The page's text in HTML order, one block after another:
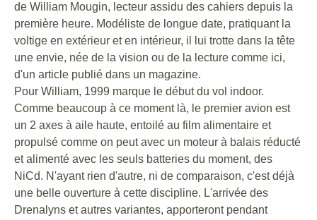
de William Mougin, lecteur assidu des cahiers depuis la
première heure. Modéliste de longue date, pratiquant la
voltige en extérieur et en intérieur, il lui trotte dans la tête
une envie, née de la vision ou de la lecture comme ici,
d'un article publié dans un magazine.
Pour William, 1999 marque le début du vol indoor.
Comme beaucoup à ce moment là, le premier avion est
un 2 axes à aile haute, entoilé au film alimentaire et
propulsé comme on peut avec un moteur à balais réducté
et alimenté avec les seuls batteries du moment, des
NiCd. N'ayant rien d'autre, ni de comparaison, c'est déjà
une belle ouverture à cette discipline. L'arrivée des
Drenalyns et autres variantes, apporteront pendant